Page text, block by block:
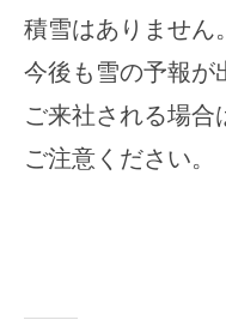
積雪はありません。
今後も雪の予報が
ご来社される場合
ご注意ください。